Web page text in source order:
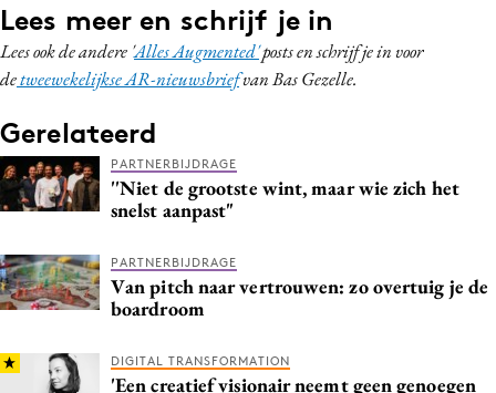
Lees meer en schrijf je in
Lees ook de andere 'Alles Augmented'posts en schrijf je in voor
detweewekelijkse AR-nieuwsbriefvan Bas Gezelle.
Gerelateerd
PARTNERBIJDRAGE
''Niet de grootste wint, maar wie zich het
snelst aanpast"
PARTNERBIJDRAGE
Van pitch naar vertrouwen: zo overtuig je de
boardroom
DIGITAL TRANSFORMATION
'Een creatief visionair neemt geen genoegen